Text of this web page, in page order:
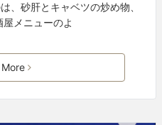
、砂肝とキャベツの炒め物、
屋メニューのよ